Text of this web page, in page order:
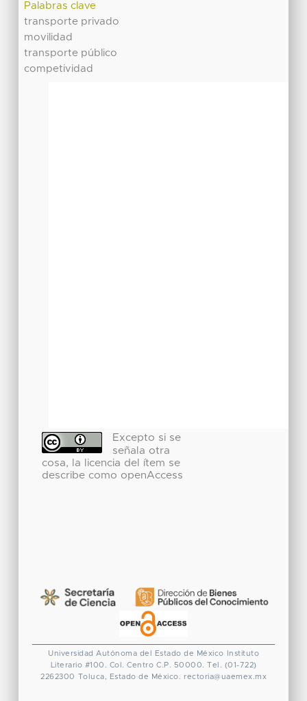
Palabras clave
transporte privado
movilidad
transporte público
competividad
Excepto si se
señala otra
cosa, la licencia del ítem se
describe como openAccess
Universidad Autónoma del Estado de México
Instituto
Literario #100. Col. Centro C.P. 50000. Tel. (01-722)
2262300 Toluca, Estado de México. rectoria@uaemex.mx